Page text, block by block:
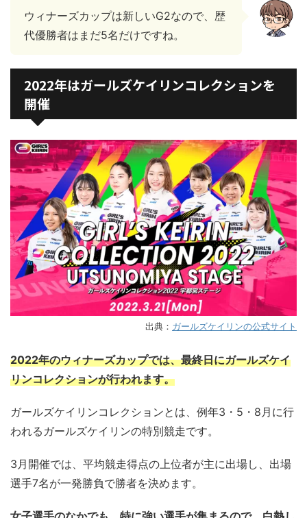
ウィナーズカップは新しいG2なので、歴
代優勝者はまだ5名だけですね。
2022年はガールズケイリンコレクションを
開催
出典： ガールズケイリンの公式サイト
2022年のウィナーズカップでは、最終日にガールズケイ
リンコレクションが行われます。
ガールズケイリンコレクションとは、例年3・5・8月に行
われるガールズケイリンの特別競走です。
3月開催では、平均競走得点の上位者が主に出場し、出場
選手7名が一発勝負で勝者を決めます。